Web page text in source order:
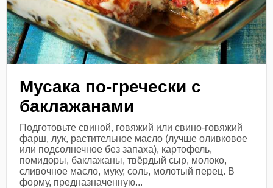
Мусака по-гречески с
баклажанами
Подготовьте свиной, говяжий или свино-говяжий
фарш, лук, растительное масло (лучше оливковое
или подсолнечное без запаха), картофель,
помидоры, баклажаны, твёрдый сыр, молоко,
сливочное масло, муку, соль, молотый перец. В
форму, предназначенную...